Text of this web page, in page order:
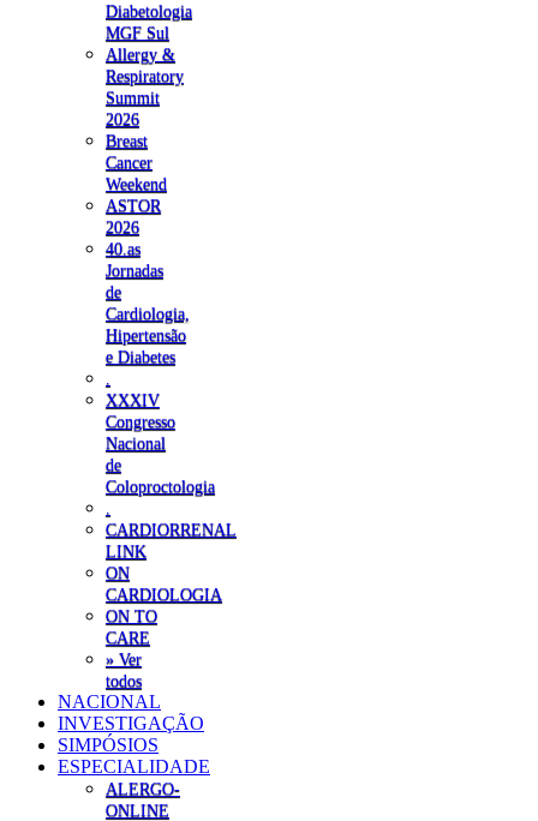
Diabetologia
MGF Sul
Allergy &
Respiratory
Summit
2026
Breast
Cancer
Weekend
ASTOR
2026
40.as
Jornadas
de
Cardiologia,
Hipertensão
e Diabetes
XXXIV
Congresso
Nacional
de
Coloproctologia
CARDIORRENAL
LINK
ON
CARDIOLOGIA
ON TO
CARE
» Ver
todos
NACIONAL
INVESTIGAÇÃO
SIMPÓSIOS
ESPECIALIDADE
ALERGO-
ONLINE